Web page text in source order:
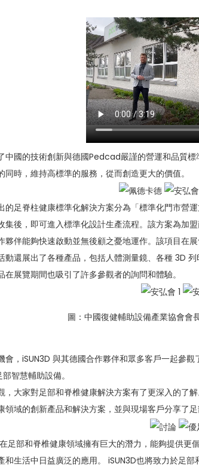
中國的技術創新與德國Pedcad嚴謹的營運和品質
同時，維持高標準的服務，從而創造更大的價值。
的足脊柱健康標準化解決方案分為「標準化門市營
集後，即可進入標準化設計生產流程。該方案為加
夥伴能夠快速啟動並無後顧之憂地運作。該項目在
動還展出了各種產品，包括人體測量鏡、各種 3D
在展覽期間也吸引了許多參觀者的詢問和體驗。
圖：中國復健輔助設備產業協會會
會，iSUN3D 與其德國合作夥伴和眾多客戶一起參
智慧輔助設備。
，大家對足部和脊椎健康解決方案有了更深入的
領域的創新產品和解決方案，並與現場客戶分享了
足部和脊椎健康領域擁有巨大的潛力，能夠提供更
和生活中日益廣泛的應用。 iSUN3D也將致力於足